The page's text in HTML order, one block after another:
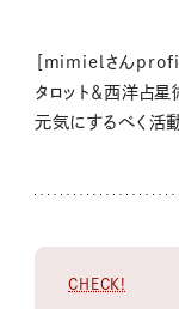
［mimielさん
タロット＆西洋占星
元気にするべく活
CHECK!